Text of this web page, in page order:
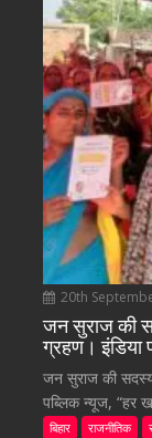
20th
जन सुराज की
ग्रहण। इंडिया
जन सुराज की
पब्लिक न्यूज, “हर
बिहार राजनीतिक